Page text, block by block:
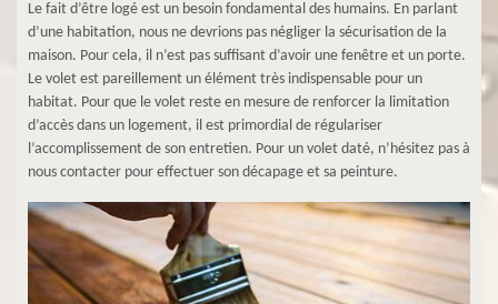
Le fait d’être logé est un besoin fondamental des humains. En parlant
d’une habitation, nous ne devrions pas négliger la sécurisation de la
maison. Pour cela, il n’est pas suffisant d’avoir une fenêtre et un porte.
Le volet est pareillement un élément très indispensable pour un
habitat. Pour que le volet reste en mesure de renforcer la limitation
d’accès dans un logement, il est primordial de régulariser
l’accomplissement de son entretien. Pour un volet daté, n’hésitez pas à
nous contacter pour effectuer son décapage et sa peinture.